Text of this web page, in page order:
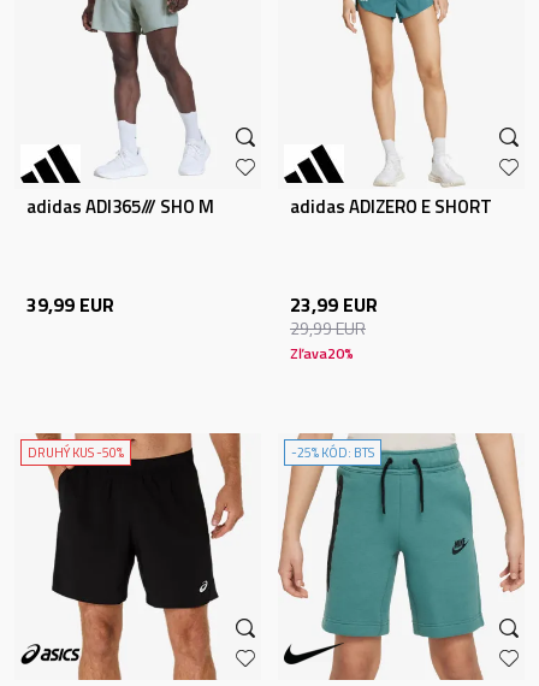
adidas ADI365/// SHO M
39,99 EUR
adidas ADIZERO E SHORT
23,99 EUR
29,99EUR
Zľava20%
DRUHÝ KUS -50% -25% KÓD: BTS